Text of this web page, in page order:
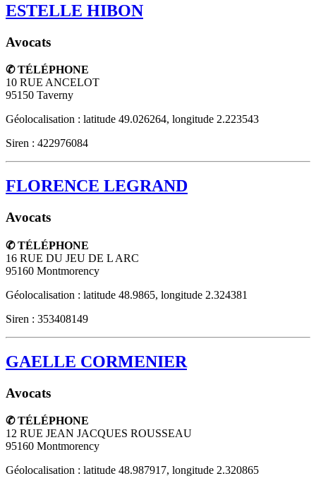
ESTELLE HIBON
Avocats
✆ TÉLÉPHONE
10 RUE ANCELOT
95150 Taverny
Géolocalisation : latitude 49.026264, longitude 2.223543
Siren : 422976084
FLORENCE LEGRAND
Avocats
✆ TÉLÉPHONE
16 RUE DU JEU DE L ARC
95160 Montmorency
Géolocalisation : latitude 48.9865, longitude 2.324381
Siren : 353408149
GAELLE CORMENIER
Avocats
✆ TÉLÉPHONE
12 RUE JEAN JACQUES ROUSSEAU
95160 Montmorency
Géolocalisation : latitude 48.987917, longitude 2.320865